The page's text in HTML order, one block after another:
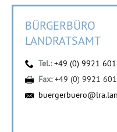
BÜRGERBÜRO
LANDRATSAMT
Tel.:+49 (0) 9921
Fax:+49 (0) 9921